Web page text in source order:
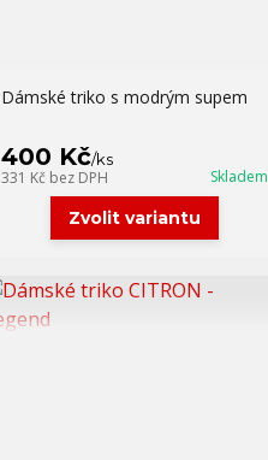
Dámské triko s modrým supem
400 Kč/ks
331 Kč bez DPH Skladem
Zvolit variantu